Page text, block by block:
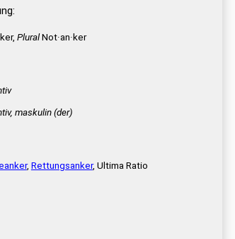
PluralNot·an·ker
maskulin(der)
, Rettungsanker, Ultima Ratio